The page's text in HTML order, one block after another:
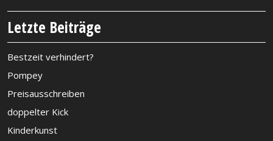
Letzte Beiträge
Bestzeit verhindert?
Pompey
Preisausschreiben
doppelter Kick
Kinderkunst